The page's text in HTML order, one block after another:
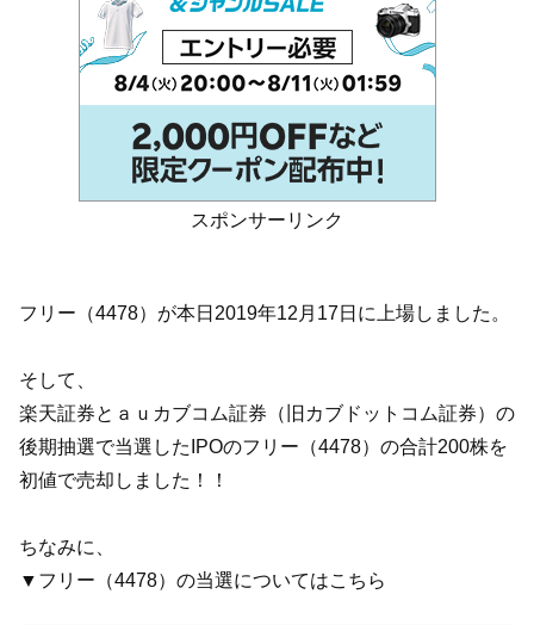
スポンサーリンク
フリー（4478）が本日2019年12月17日に上場しました。
そして、
楽天証券とａｕカブコム証券（旧カブドットコム証券）の
後期抽選で当選したIPOのフリー（4478）の合計200株を
初値で売却しました！！
ちなみに、
▼フリー（4478）の当選についてはこちら